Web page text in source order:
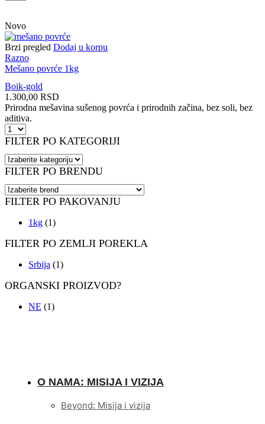
Novo
Brzi pregled Dodaj u korpu
Razno
Mešano povrće 1kg
Boik-gold
1.300,00 RSD
Prirodna mešavina sušenog povrća i prirodnih začina, bez soli, bez
aditiva.
Mešano
povrće
količina
FILTER PO KATEGORIJI
FILTER PO BRENDU
FILTER PO PAKOVANJU
1kg (1)
FILTER PO ZEMLJI POREKLA
Srbija (1)
ORGANSKI PROIZVOD?
NE (1)
O NAMA: MISIJA I VIZIJA
Beyond: Misija i vizija